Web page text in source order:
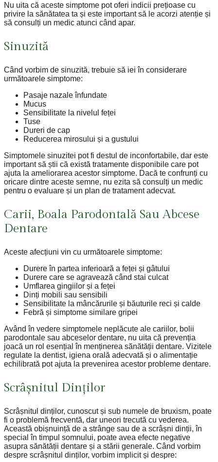
Nu uita că aceste simptome pot oferi indicii prețioase cu
privire la sănătatea ta și este important să le acorzi atenție și
să consulți un medic atunci când apar.
Sinuzită
Când vorbim de sinuzită, trebuie să iei în considerare
următoarele simptome:
Pasaje nazale înfundate
Mucus
Sensibilitate la nivelul feței
Tuse
Dureri de cap
Reducerea mirosului și a gustului
Simptomele sinuzitei pot fi destul de inconfortabile, dar este
important să știi că există tratamente disponibile care pot
ajuta la ameliorarea acestor simptome. Dacă te confrunți cu
oricare dintre aceste semne, nu ezita să consulți un medic
pentru o evaluare și un plan de tratament adecvat.
Carii, Boala Parodontală Sau Abcese
Dentare
Aceste afecțiuni vin cu următoarele simptome:
Durere în partea inferioară a feței și gâtului
Durere care se agravează când stai culcat
Umflarea gingiilor și a feței
Dinți mobili sau sensibili
Sensibilitate la mâncărurile și băuturile reci și calde
Febră și simptome similare gripei
Având în vedere simptomele neplăcute ale cariilor, bolii
parodontale sau abceselor dentare, nu uita că prevenția
joacă un rol esențial în menținerea sănătății dentare. Vizitele
regulate la dentist, igiena orală adecvată și o alimentație
echilibrată pot ajuta la prevenirea acestor probleme dentare.
Scrâșnitul Dinților
Scrâșnitul dinților, cunoscut și sub numele de bruxism, poate
fi o problemă frecventă, dar uneori trecută cu vederea.
Această obișnuință de a strânge sau de a scrâșni dinții, în
special în timpul somnului, poate avea efecte negative
asupra sănătății dentare și a stării generale. Când vorbim
despre scrâșnitul dinților, vorbim implicit și despre: